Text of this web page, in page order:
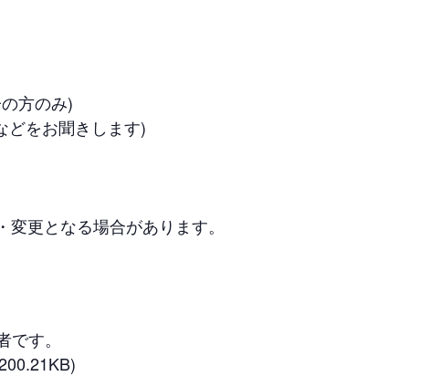
方のみ)
どをお聞きします)
更となる場合があります。
す。